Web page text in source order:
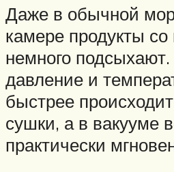
Даже в обычной
камере продукты
немного
давление и
быстрее
сушки, а в вакууме
практически